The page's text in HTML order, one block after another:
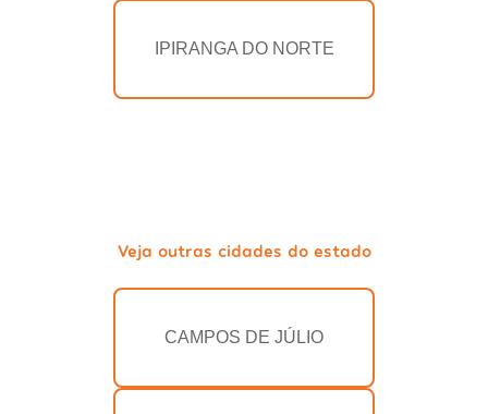
IPIRANGA DO NORTE
Veja outras cidades do estado
CAMPOS DE JÚLIO